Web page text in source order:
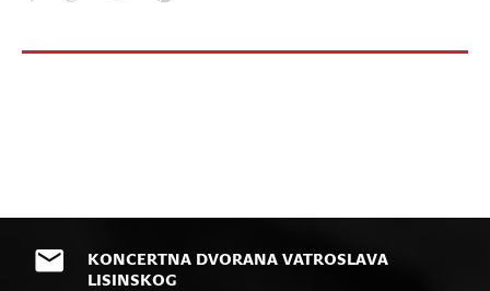
KONCERTNA DVORANA VATROSLAVA
LISINSKOG